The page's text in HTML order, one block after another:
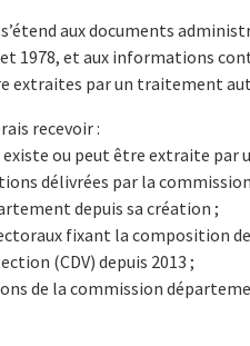
aux documents
1978, et aux informations
extraites par un traitement
recevoir :
ou peut être extraite
délivrées par la
depuis sa création ;
fixant la composition
(CDV) depuis 2013 ;
de la commission